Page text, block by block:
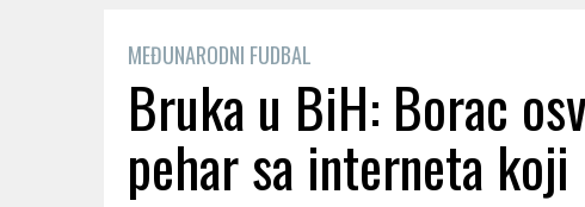
MEĐUNARODNI FUDBAL
Bruka u BiH: Borac
pehar sa interneta